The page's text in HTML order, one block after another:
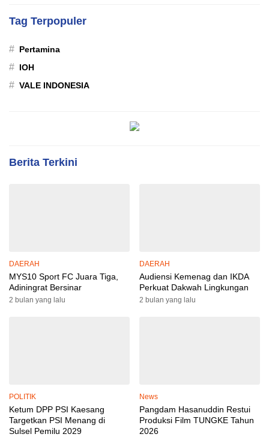
Tag Terpopuler
# Pertamina
# IOH
# VALE INDONESIA
Berita Terkini
DAERAH
MYS10 Sport FC Juara Tiga,
Adiningrat Bersinar
2 bulan yang lalu
DAERAH
Audiensi Kemenag dan IKDA
Perkuat Dakwah Lingkungan
2 bulan yang lalu
POLITIK
Ketum DPP PSI Kaesang
Targetkan PSI Menang di
Sulsel Pemilu 2029
News
Pangdam Hasanuddin Restui
Produksi Film TUNGKE Tahun
2026